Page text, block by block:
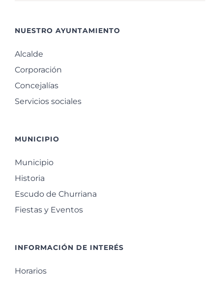
NUESTRO AYUNTAMIENTO
Alcalde
Corporación
Concejalías
Servicios sociales
MUNICIPIO
Municipio
Historia
Escudo de Churriana
Fiestas y Eventos
INFORMACIÓN DE INTERÉS
Horarios